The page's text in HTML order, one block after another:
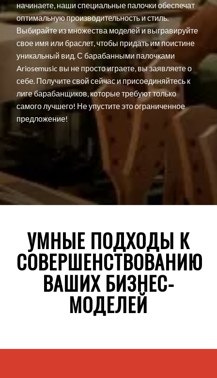
начинаете, наши специальные палочки обеспечат
оптимальную производительность и стиль.
Выбирайте из множества моделей и выгравируйте
свое имя или браслет, чтобы придать им поистине
уникальный вид. С барабанными палочками
Ariosemusic вы не просто играете, вы заявляете о
себе. Получите свой сейчас и присоединяйтесь к
лиге барабанщиков, которые требуют только
самого лучшего! Не упустите это ограниченное
предложение!
УМНЫЕ ПОДХОДЫ К
СОВЕРШЕНСТВОВАНИЮ
ВАШИХ БИЗНЕС-
МОДЕЛЕЙ